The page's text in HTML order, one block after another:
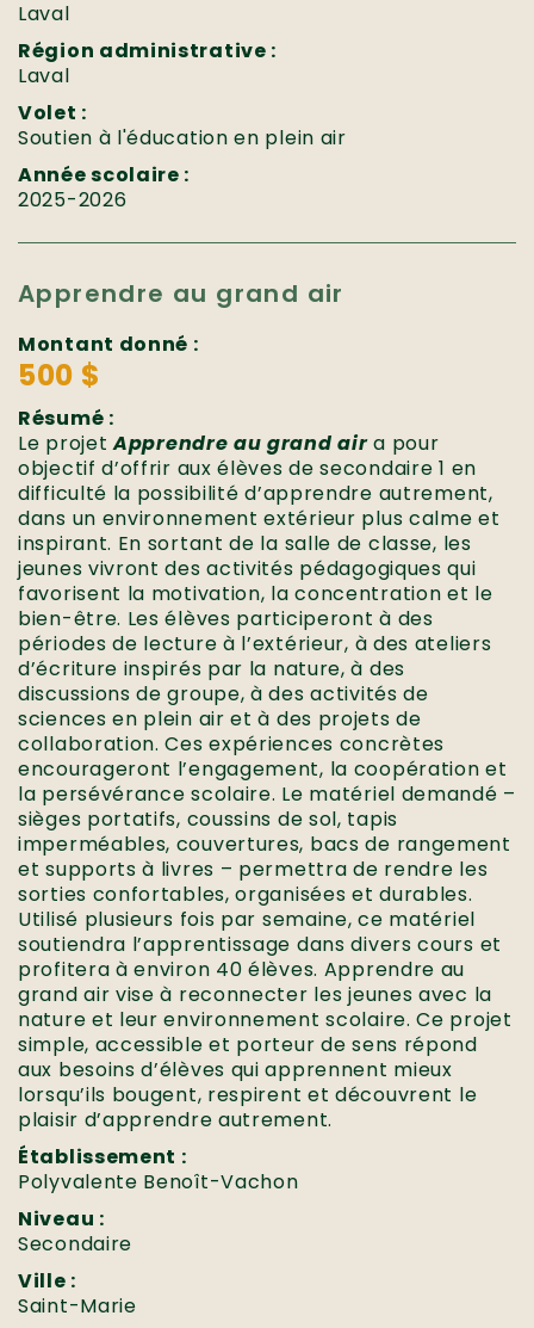
Laval
Région administrative :
Laval
Volet :
Soutien à l'éducation en plein air
Année scolaire :
2025-2026
Apprendre au grand air
Montant donné :
500 $
Résumé :
Le projetApprendre au grand aira pour
objectif d’offrir aux élèves de secondaire 1 en
difficulté la possibilité d’apprendre autrement,
dans un environnement extérieur plus calme et
inspirant. En sortant de la salle de classe, les
jeunes vivront des activités pédagogiques qui
favorisent la motivation, la concentration et le
bien-être. Les élèves participeront à des
périodes de lecture à l’extérieur, à des ateliers
d’écriture inspirés par la nature, à des
discussions de groupe, à des activités de
sciences en plein air et à des projets de
collaboration. Ces expériences concrètes
encourageront l’engagement, la coopération et
la persévérance scolaire. Le matériel demandé –
sièges portatifs, coussins de sol, tapis
imperméables, couvertures, bacs de rangement
et supports à livres – permettra de rendre les
sorties confortables, organisées et durables.
Utilisé plusieurs fois par semaine, ce matériel
soutiendra l’apprentissage dans divers cours et
profitera à environ 40 élèves. Apprendre au
grand air vise à reconnecter les jeunes avec la
nature et leur environnement scolaire. Ce projet
simple, accessible et porteur de sens répond
aux besoins d’élèves qui apprennent mieux
lorsqu’ils bougent, respirent et découvrent le
plaisir d’apprendre autrement.
Établissement :
Polyvalente Benoît-Vachon
Niveau :
Secondaire
Ville :
Saint-Marie